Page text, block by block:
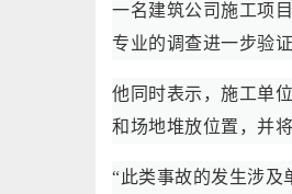
一名建筑公司施工项
专业的调查进一步验证
他同时表示，施工单
和场地堆放位置，并
“此类事故的发生涉及